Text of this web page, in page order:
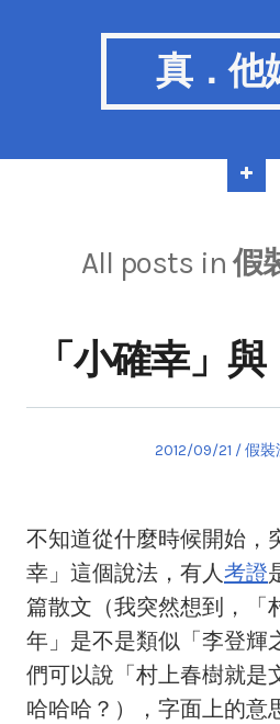
真．他
All posts in假
「小確幸」與
Posted
2012/09/21 假裝
不知道從什麼時候開始，
幸」這個說法，有人考證
篇散文（我突然想到，「
年」是不是類似「李登輝
們可以說「村上春樹就是
哈哈哈？），字面上的意